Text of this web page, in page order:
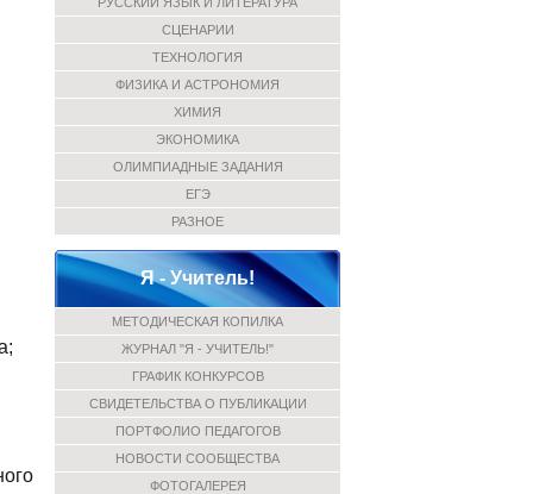
СЦЕНАРИИ
ТЕХНОЛОГИЯ
ФИЗИКА И АСТРОНОМИЯ
ХИМИЯ
ЭКОНОМИКА
ОЛИМПИАДНЫЕ ЗАДАНИЯ
ЕГЭ
РАЗНОЕ
Я - Учитель!
МЕТОДИЧЕСКАЯ КОПИЛКА
ЖУРНАЛ "Я - УЧИТЕЛЬ!"
ГРАФИК КОНКУРСОВ
СВИДЕТЕЛЬСТВА О ПУБЛИКАЦИИ
ПОРТФОЛИО ПЕДАГОГОВ
НОВОСТИ СООБЩЕСТВА
ФОТОГАЛЕРЕЯ